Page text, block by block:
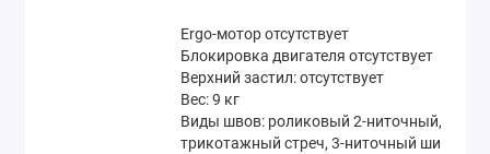
Ergo-моторотсутствует
Блокировка двигателя отсутствует
Верхний застил:отсутствует
Вес:9 кг
Виды швов: роликовый 2-ниточный,
трикотажный стреч, 3-ниточный